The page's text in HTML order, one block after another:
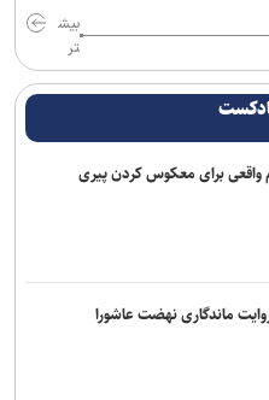
با ایران و پذیرش توافق گرفتار
غیرعامل با بهره‌گیری از
و عمان درباره تنگه هرمز شد
ترامپ پیش از سفر رئیس جمهور
جبل‌علی امارات؛ علت حادثه
بیش
تر
واقعی برای معکوس کردن پیری
ماندگاری نهضت عاشورا